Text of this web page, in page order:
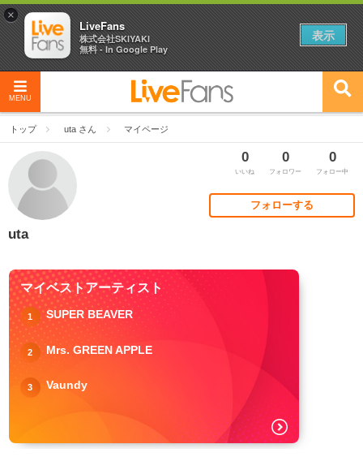
MENU
トップ uta さん マイページ
0
いいね
0
フォロワー
0
フォロー中
フォローする
uta
マイベストアーティスト
1 SUPER BEAVER
2 Mrs. GREEN APPLE
3 Vaundy
×
LiveFans
株式会社SKIYAKI
無料 - In Google Play
表示